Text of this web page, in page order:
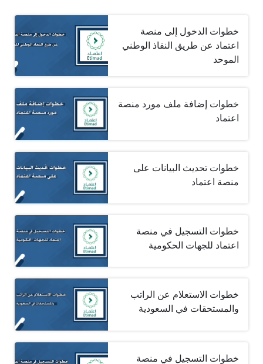
خطوات الدخول إلى منصة
اعتماد عن طريق النفاذ الوطني
الموحد
خطوات إضافة ملف مورد منصة
اعتماد
خطوات تحديث البيانات على
منصة اعتماد
خطوات التسجيل في منصة
اعتماد للجهات الحكومية
خطوات الاستعلام عن الراتب
والمستحقات في السعودية
خطوات التسجيل في منصة